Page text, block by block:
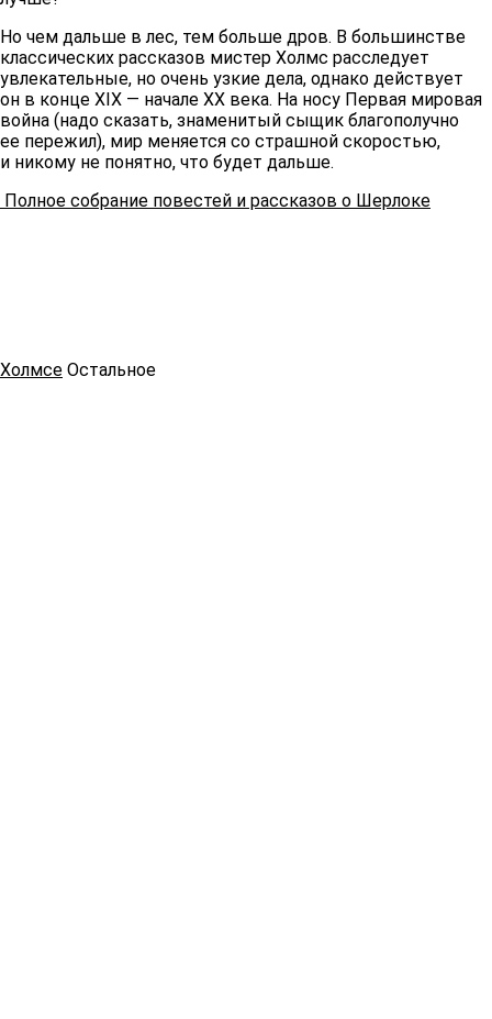
Но чем дальше в лес, тем больше дров. В большинстве
классических рассказов мистер Холмс расследует
увлекательные, но очень узкие дела, однако действует
он в конце XIX — начале XX века. На носу Первая мировая
война (надо сказать, знаменитый сыщик благополучно
ее пережил), мир меняется со страшной скоростью,
и никому не понятно, что будет дальше.
Полное собрание повестей и рассказов о Шерлоке
Холмсе Остальное